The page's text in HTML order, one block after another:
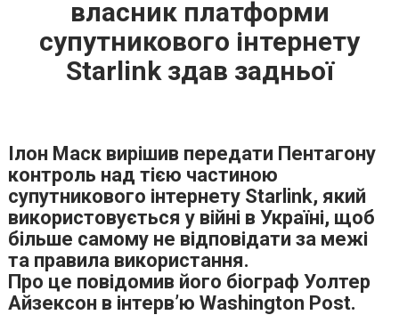
власник платформи
супутникового інтернету
Starlink здав задньої
Ілон Маск вирішив передати Пентагону
контроль над тією частиною
супутникового інтернету Starlink, який
використовується у війні в Україні, щоб
більше самому не відповідати за межі
та правила використання.
Про це повідомив його біограф Уолтер
Айзексон в інтерв’ю Washington Post.